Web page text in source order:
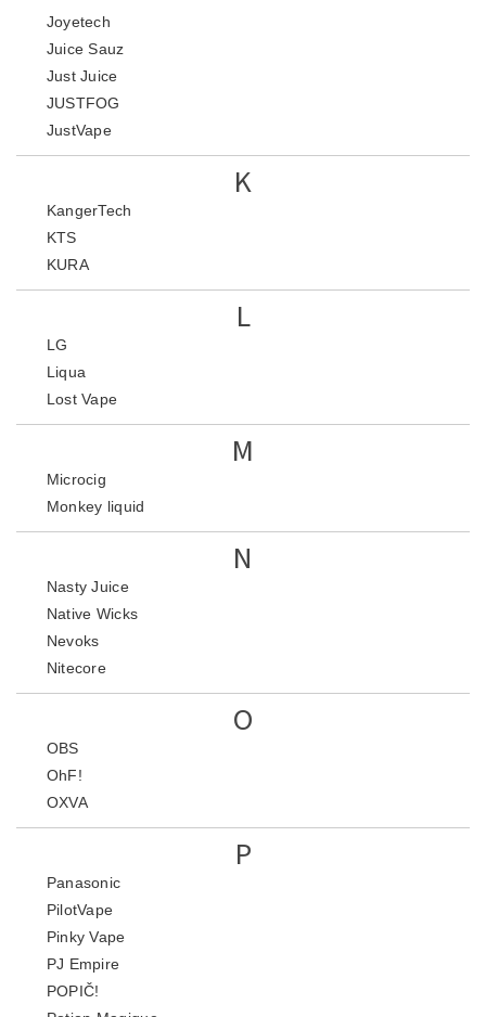
Joyetech
Juice Sauz
Just Juice
JUSTFOG
JustVape
K
KangerTech
KTS
KURA
L
LG
Liqua
Lost Vape
M
Microcig
Monkey liquid
N
Nasty Juice
Native Wicks
Nevoks
Nitecore
O
OBS
OhF!
OXVA
P
Panasonic
PilotVape
Pinky Vape
PJ Empire
POPIČ!